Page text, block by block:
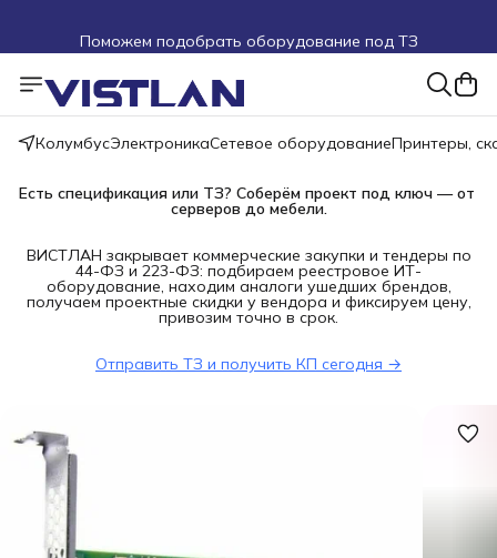
Пуско-наладочные работы
Пришлите запрос на e-mail или в чат
Более 100 000 позиций в наличии и под заказ
КолумбусЭлектроникаСетевое оборудованиеПринтеры,
Есть спецификация или ТЗ? Соберём проект под ключ — от
серверов до мебели.
ВИСТЛАН закрывает коммерческие закупки и тендеры по
44-ФЗ и 223-ФЗ: подбираем реестровое ИТ-
оборудование, находим аналоги ушедших брендов,
получаем проектные скидки у вендора и фиксируем цену,
привозим точно в срок.
Отправить ТЗ и получить КП сегодня →